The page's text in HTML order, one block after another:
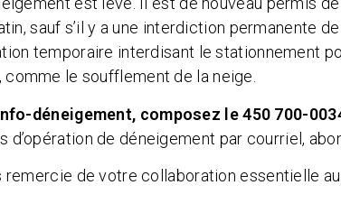
sauf s’il y a une interdiction permanente
temporaire interdisant le stationnement
le soufflement de la neige.
déneigement, composez le 450 700-
d’opération de déneigement par courriel,
remercie de votre collaboration essentielle